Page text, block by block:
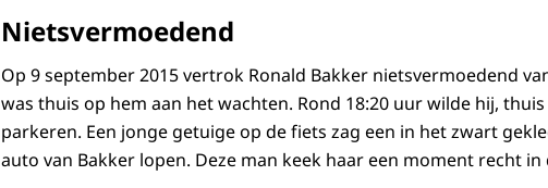
Nietsvermoedend
Op 9 september 2015 vertrok Ronald Bakker nietsvermoedend
was thuis op hem aan het wachten. Rond 18:20 uur wilde hij,
parkeren. Een jonge getuige op de fiets zag een in het zwart
auto van Bakker lopen. Deze man keek haar een moment recht in